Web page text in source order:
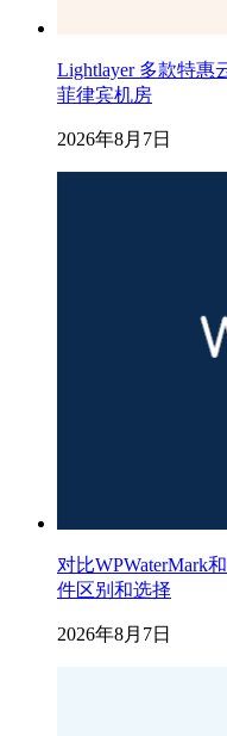
Lightlayer 多款特惠
菲律宾机房
2026年8月7日
对比WPWaterMark
件区别和选择
2026年8月7日